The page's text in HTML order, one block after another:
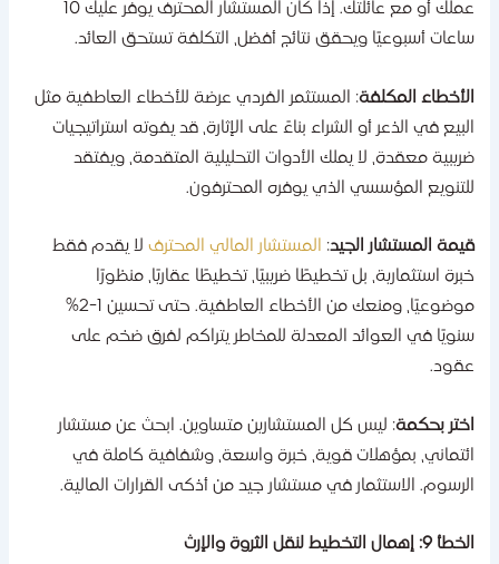
عملك أو مع عائلتك. إذا كان المستشار المحترف يوفر عليك 10
أسبوعيًا ويحقق نتائج أفضل، التكلفة تستحق العائد.
المكلفة: المستثمر الفردي عرضة للأخطاء العاطفية مثل
في الذعر أو الشراء بناءً على الإثارة، قد يفوته استراتيجيات
معقدة، لا يملك الأدوات التحليلية المتقدمة، ويفتقد
المؤسسي الذي يوفره المحترفون.
المستشار الجيد: المستشار المالي المحترفلا يقدم فقط
استثمارية، بل تخطيطًا ضريبيًا، تخطيطًا عقاريًا، منظورًا
موضوعيًا، ومنعك من الأخطاء العاطفية. حتى تحسين 1-2%
في العوائد المعدلة للمخاطر يتراكم لفرق ضخم على
بحكمة: ليس كل المستشارين متساوين. ابحث عن مستشار
بمؤهلات قوية، خبرة واسعة، وشفافية كاملة في
الاستثمار في مستشار جيد من أذكى القرارات المالية.
إهمال التخطيط لنقل الثروة والإرث